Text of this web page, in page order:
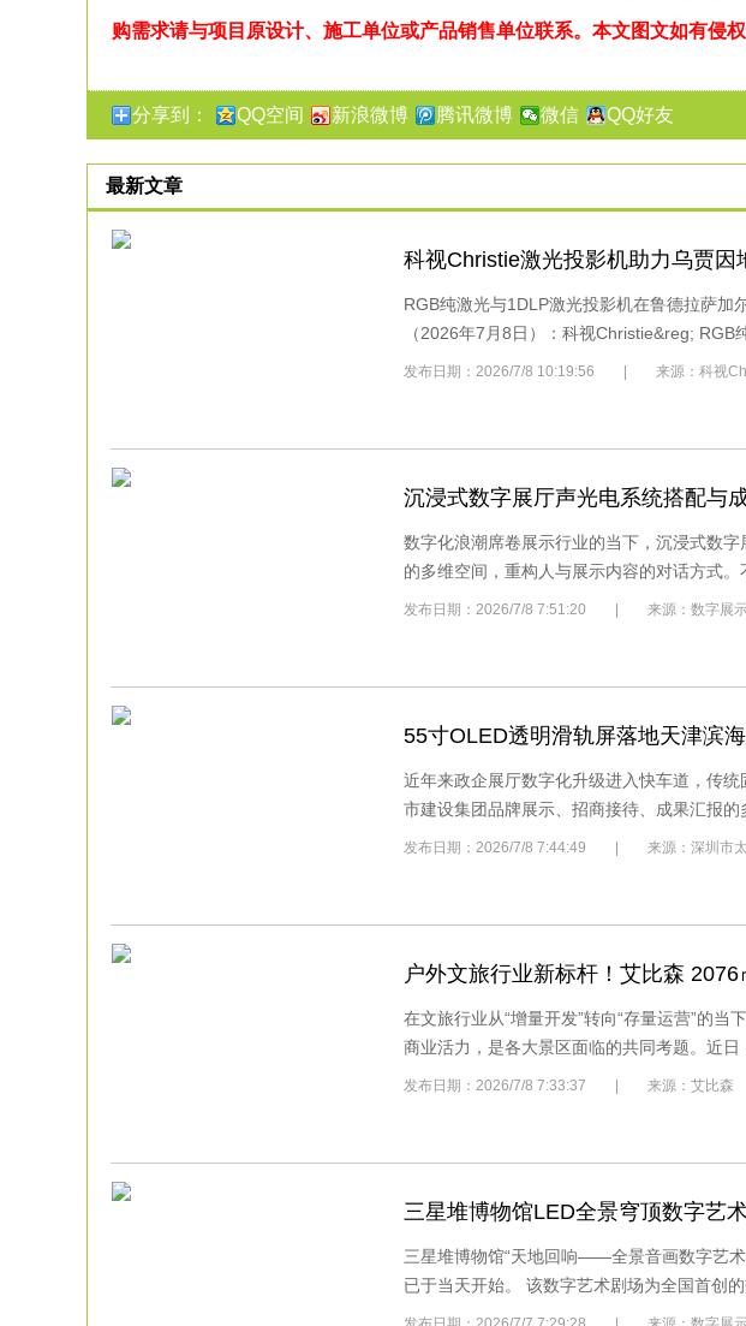
购需求请与项目原设计、施工单位或产品销售单位联系。本文图文如有侵
分享到： QQ空间 新浪微博 腾讯微博 微信 QQ好友
最新文章
科视Christie激光投影机助力乌贾因
RGB纯激光与1DLP激光投影机在鲁德拉萨加
（2026年7月8日）：科视Christie&reg; RGB
发布日期：2026/7/8 10:19:56 | 来源：科
沉浸式数字展厅声光电系统搭配与
数字化浪潮席卷展示行业的当下，沉浸式数
的多维空间，重构人与展示内容的对话方式。
发布日期：2026/7/8 7:51:20 | 来源：数字
55寸OLED透明滑轨屏落地天津滨
近年来政企展厅数字化升级进入快车道，传
市建设集团品牌展示、招商接待、成果汇报的
发布日期：2026/7/8 7:44:49 | 来源：深圳
户外文旅行业新标杆！艾比森
在文旅行业从“增量开发”转向“存量运营”的
商业活力，是各大景区面临的共同考题。近日
发布日期：2026/7/8 7:33:37 | 来源：艾
三星堆博物馆LED全景穹顶数字艺
三星堆博物馆“天地回响——全景音画数字艺
已于当天开始。 该数字艺术剧场为全国首创的